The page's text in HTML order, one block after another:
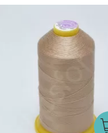
100% CF nylon